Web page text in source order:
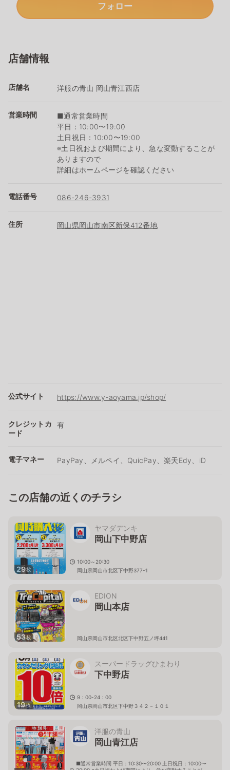
フォロー
店舗情報
店舗名 洋服の青山 岡山青江西店
営業時間
■通常営業時間
平日：10:00〜19:00
土日祝日：10:00〜19:00
※土日祝および期間により、急な変動することが
ありますので
詳細はホームページを確認ください
電話番号 086-246-3931
住所 岡山県岡山市南区新保412番地
公式サイト https://www.y-aoyama.jp/shop/
クレジットカ
ード
有
電子マネー PayPay、メルペイ、QuicPay、楽天Edy、iD
この店舗の近くのチラシ
29枚
ヤマダデンキ
岡山下中野店
10:00～20:30
岡山県岡山市北区下中野377-1
53枚
EDION
岡山本店
岡山県岡山市北区北区下中野五ノ坪441
19枚
スーパードラッグひまわり
下中野店
9：00-24：00
岡山県岡山市北区下中野３４２－１０１
洋服の青山
岡山青江店
■通常営業時間 平日：10:30〜20:00 土日祝日：10:00〜